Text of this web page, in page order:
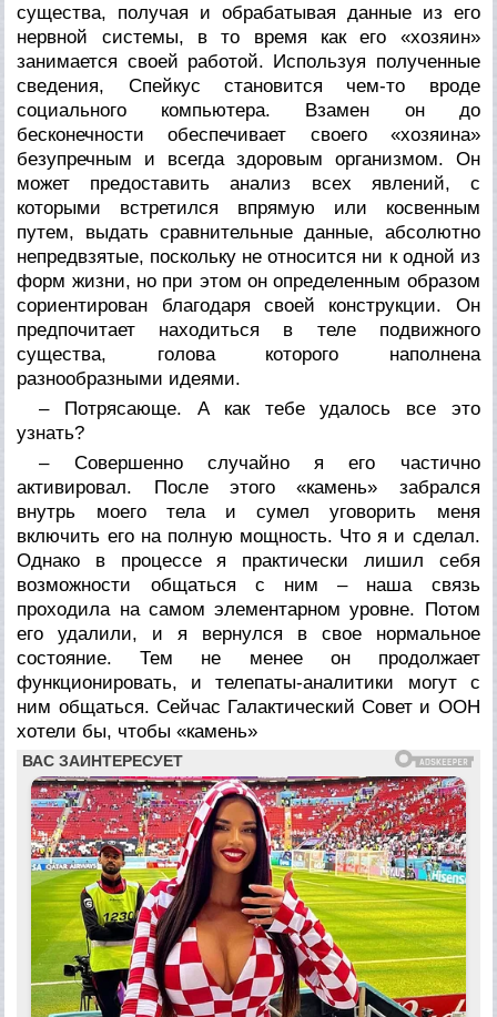
существа, получая и обрабатывая данные из его
нервной системы, в то время как его «хозяин»
занимается своей работой. Используя полученные
сведения, Спейкус становится чем-то вроде
социального компьютера. Взамен он до
бесконечности обеспечивает своего «хозяина»
безупречным и всегда здоровым организмом. Он
может предоставить анализ всех явлений, с
которыми встретился впрямую или косвенным
путем, выдать сравнительные данные, абсолютно
непредвзятые, поскольку не относится ни к одной из
форм жизни, но при этом он определенным образом
сориентирован благодаря своей конструкции. Он
предпочитает находиться в теле подвижного
существа, голова которого наполнена
разнообразными идеями.
– Потрясающе. А как тебе удалось все это
узнать?
– Совершенно случайно я его частично
активировал. После этого «камень» забрался
внутрь моего тела и сумел уговорить меня
включить его на полную мощность. Что я и сделал.
Однако в процессе я практически лишил себя
возможности общаться с ним – наша связь
проходила на самом элементарном уровне. Потом
его удалили, и я вернулся в свое нормальное
состояние. Тем не менее он продолжает
функционировать, и телепаты-аналитики могут с
ним общаться. Сейчас Галактический Совет и ООН
хотели бы, чтобы «камень»